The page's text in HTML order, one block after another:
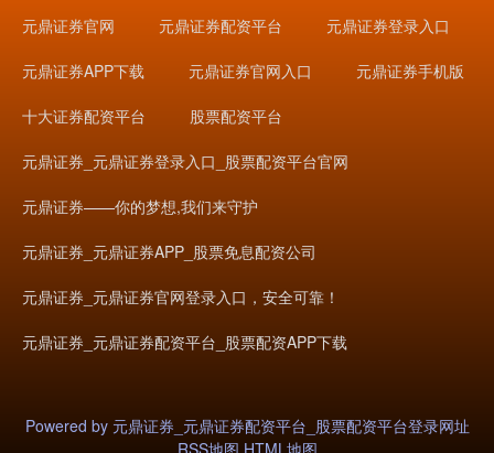
元鼎证券官网 元鼎证券配资平台 元鼎证券登录入口
元鼎证券APP下载 元鼎证券官网入口 元鼎证券手机版
十大证券配资平台 股票配资平台
元鼎证券_元鼎证券登录入口_股票配资平台官网
元鼎证券——你的梦想,我们来守护
元鼎证券_元鼎证券APP_股票免息配资公司
元鼎证券_元鼎证券官网登录入口，安全可靠！
元鼎证券_元鼎证券配资平台_股票配资APP下载
Powered by 元鼎证券_元鼎证券配资平台_股票配资平台登录网址
RSS地图 HTML地图